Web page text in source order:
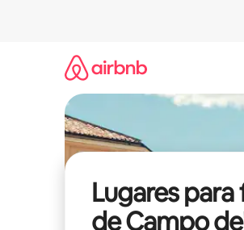
Lugares
de Campo